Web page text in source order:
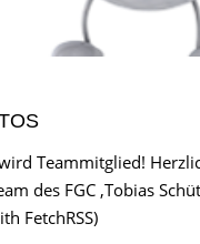
Teammitglied!
des FGC ,Tobias
FetchRSS)